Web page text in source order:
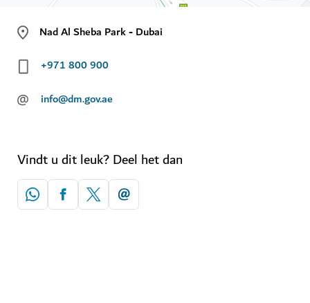
Nad Al Sheba Park - Dubai
+971 800 900
@ info@dm.gov.ae
Vindt u dit leuk? Deel het dan